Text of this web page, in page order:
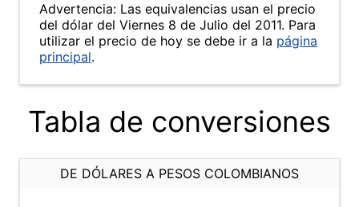
Advertencia: Las equivalencias usan el precio
del dólar del Viernes 8 de Julio del 2011. Para
utilizar el precio de hoy se debe ir a la página
principal.
Tabla de conversiones
DE DÓLARES A PESOS COLOMBIANOS